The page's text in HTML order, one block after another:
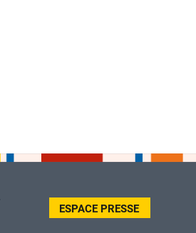
ESPACE PRESSE